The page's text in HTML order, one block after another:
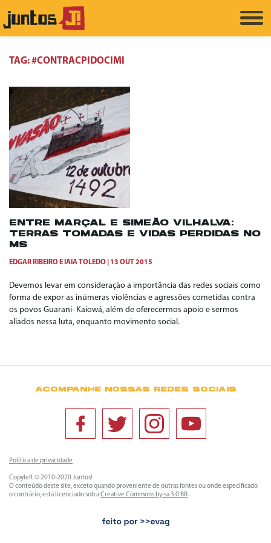
TAG:#CONTRACPIDOCIMI
ENTRE MARÇAL E SIMEÃO VILHALVA:
TERRAS TOMADAS E VIDAS PERDIDAS NO
MS
EDGAR RIBEIRO E IAIA TOLEDO 13 OUT 2015
Devemos levar em consideração a importância das redes sociais como
forma de expor as inúmeras violências e agressões cometidas contra
os povos Guarani- Kaiowá, além de oferecermos apoio e sermos
aliados nessa luta, enquanto movimento social.
ACOMPANHE NOSSAS REDES SOCIAIS
Política de privacidade
Copyleft © 2010-2020 Juntos!
O conteúdo deste site, exceto quando proveniente de outras fontes ou onde especificado
o contrário, está licenciado sob aCreative Commons by-sa 3.0 BR.